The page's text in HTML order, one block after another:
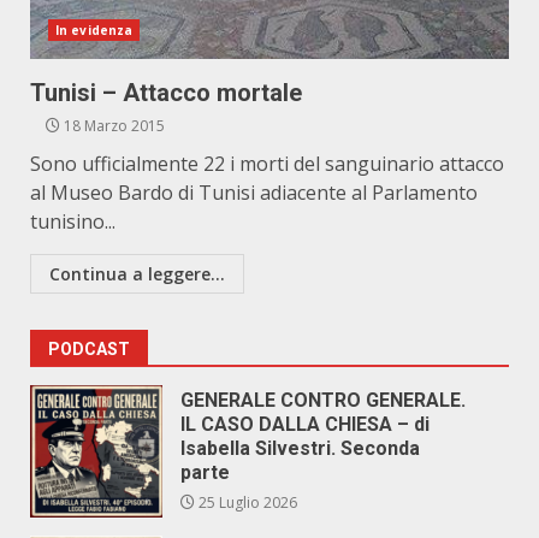
In evidenza
Tunisi – Attacco mortale
18 Marzo 2015
Sono ufficialmente 22 i morti del sanguinario attacco
al Museo Bardo di Tunisi adiacente al Parlamento
tunisino...
Continua a leggere...
PODCAST
GENERALE CONTRO GENERALE.
IL CASO DALLA CHIESA – di
Isabella Silvestri. Seconda
parte
25 Luglio 2026